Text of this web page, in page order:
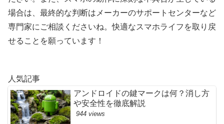
場合は、最終的な判断はメーカーのサポートセンターなど
専門家にご相談くださいね。快適なスマホライフを取り戻
せることを願っています！
人気記事
アンドロイドの鍵マークは何？消し方
や安全性を徹底解説
944 views